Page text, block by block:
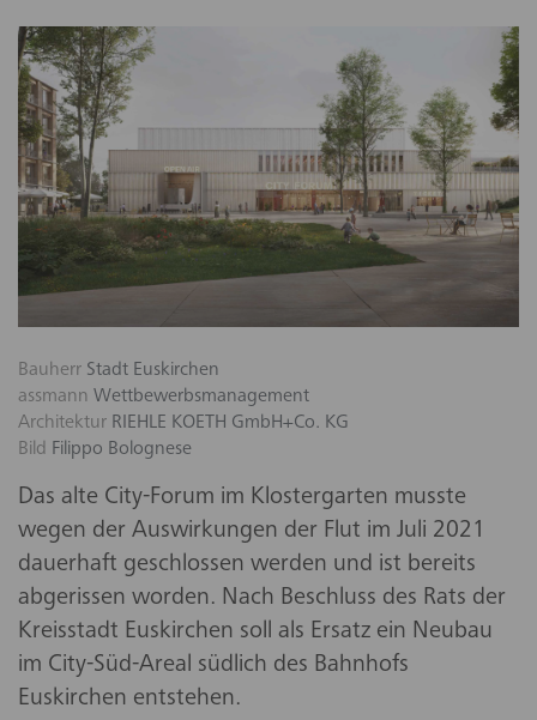
Bauherr Stadt Euskirchen
assmann Wettbewerbsmanagement
Architektur RIEHLE KOETH GmbH+Co. KG
Bild Filippo Bolognese
Das alte City-Forum im Klostergarten musste
wegen der Auswirkungen der Flut im Juli 2021
dauerhaft geschlossen werden und ist bereits
abgerissen worden. Nach Beschluss des Rats der
Kreisstadt Euskirchen soll als Ersatz ein Neubau
im City-Süd-Areal südlich des Bahnhofs
Euskirchen entstehen.